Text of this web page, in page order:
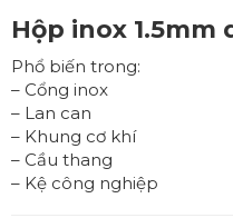
Hộp inox 1.5mm
Phổ biến trong:
– Cổng inox
– Lan can
– Khung cơ khí
– Cầu thang
– Kệ công nghiệp